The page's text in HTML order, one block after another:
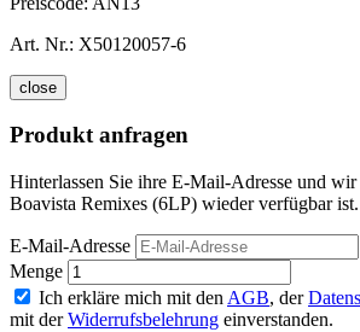
Art. Nr.: X50120057-6
close
Produkt anfragen
Hinterlassen Sie ihre E-Mail-Adresse und
Boavista Remixes (6LP) wieder verfügbar ist.
E-Mail-Adresse
Menge
Ich erkläre mich mit den AGB, der
mit derWiderrufsbelehrung einverstanden.